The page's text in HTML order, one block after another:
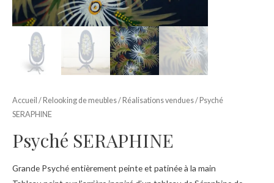
Accueil / Relooking de meubles/ Réalisations vendues/ Psyché
SERAPHINE
Psyché SERAPHINE
Grande Psyché entièrement peinte et patinée à la main